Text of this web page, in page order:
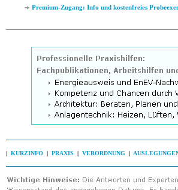
Premium-Zugang: Info und kostenfreies
| KURZINFO | PRAXIS | VERORDNUNG |